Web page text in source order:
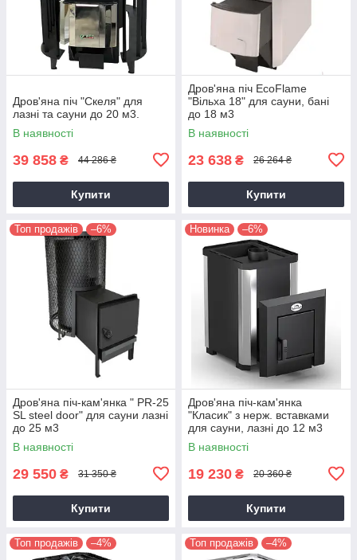
Дров'яна піч "Скеля" для
лазні та сауни до 20 м3.
В наявності
39 858 ₴ 44 286 ₴
Купити
Дров'яна піч EcoFlame
"Вільха 18" для сауни, бані
до 18 м3
В наявності
23 638 ₴ 26 264 ₴
Купити
Топ продажів –6%
Дров'яна піч-кам'янка " PR-25
SL steel door" для сауни лазні
до 25 м3
В наявності
29 550 ₴ 31 350 ₴
Купити
Новинка –6%
Дров'яна піч-кам'янка
"Класик" з нерж. вставками
для сауни, лазні до 12 м3
В наявності
19 230 ₴ 20 360 ₴
Купити
Топ продажів –4% Топ продажів –4%